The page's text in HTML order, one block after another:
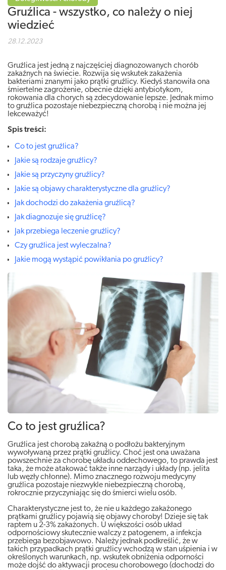
Gruźlica - wszystko, co należy o niej
wiedzieć
28.12.2023
Gruźlica jest jedną z najczęściej diagnozowanych chorób
zakaźnych na świecie. Rozwija się wskutek zakażenia
bakteriami znanymi jako prątki gruźlicy. Kiedyś stanowiła ona
śmiertelne zagrożenie, obecnie dzięki antybiotykom,
rokowania dla chorych są zdecydowanie lepsze. Jednak mimo
to gruźlica pozostaje niebezpieczną chorobą i nie można jej
lekceważyć!
Spis treści:
Co to jest gruźlica?
Jakie są rodzaje gruźlicy?
Jakie są przyczyny gruźlicy?
Jakie są objawy charakterystyczne dla gruźlicy?
Jak dochodzi do zakażenia gruźlicą?
Jak diagnozuje się gruźlicę?
Jak przebiega leczenie gruźlicy?
Czy gruźlica jest wyleczalna?
Jakie mogą wystąpić powikłania po gruźlicy?
Co to jest gruźlica?
Gruźlica jest chorobą zakaźną o podłożu bakteryjnym
wywoływaną przez prątki gruźlicy. Choć jest ona uważana
powszechnie za chorobę układu oddechowego, to prawda jest
taka, że może atakować także inne narządy i układy (np. jelita
lub węzły chłonne). Mimo znacznego rozwoju medycyny
gruźlica pozostaje niezwykle niebezpieczną chorobą,
rokrocznie przyczyniając się do śmierci wielu osób.
Charakterystyczne jest to, że nie u każdego zakażonego
prątkami gruźlicy pojawią się objawy choroby! Dzieje się tak
raptem u 2-3% zakażonych. U większości osób układ
odpornościowy skutecznie walczy z patogenem, a infekcja
przebiega bezobjawowo. Należy jednak podkreślić, że w
takich przypadkach prątki gruźlicy wchodzą w stan uśpienia i w
określonych warunkach, np. wskutek obniżenia odporności
może dojść do aktywacji procesu chorobowego (dochodzi do